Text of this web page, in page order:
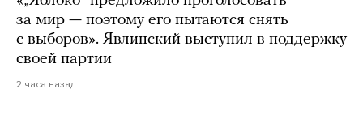
за мир — поэтому его пытаются снять
с выборов». Явлинский выступил в поддержку
своей партии
2 часа назад